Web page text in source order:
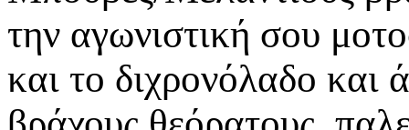
την αγωνιστική σου
και το διχρονόλαδο και